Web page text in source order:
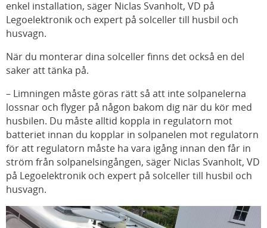
enkel installation, säger Niclas Svanholt, VD på
Legoelektronik och expert på solceller till husbil och
husvagn.
När du monterar dina solceller finns det också en del
saker att tänka på.
– Limningen måste göras rätt så att inte solpanelerna
lossnar och flyger på någon bakom dig när du kör med
husbilen. Du måste alltid koppla in regulatorn mot
batteriet innan du kopplar in solpanelen mot regulatorn
för att regulatorn måste ha vara igång innan den får in
ström från solpanelsingången, säger Niclas Svanholt, VD
på Legoelektronik och expert på solceller till husbil och
husvagn.